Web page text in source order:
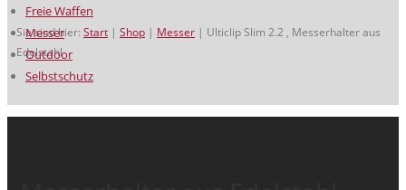
Sie sind hier: Start | Shop | Messer | Ulticlip Slim 2.2 , Messerhalter aus
Edelstahl
Freie Waffen
Messer
Outdoor
Selbstschutz